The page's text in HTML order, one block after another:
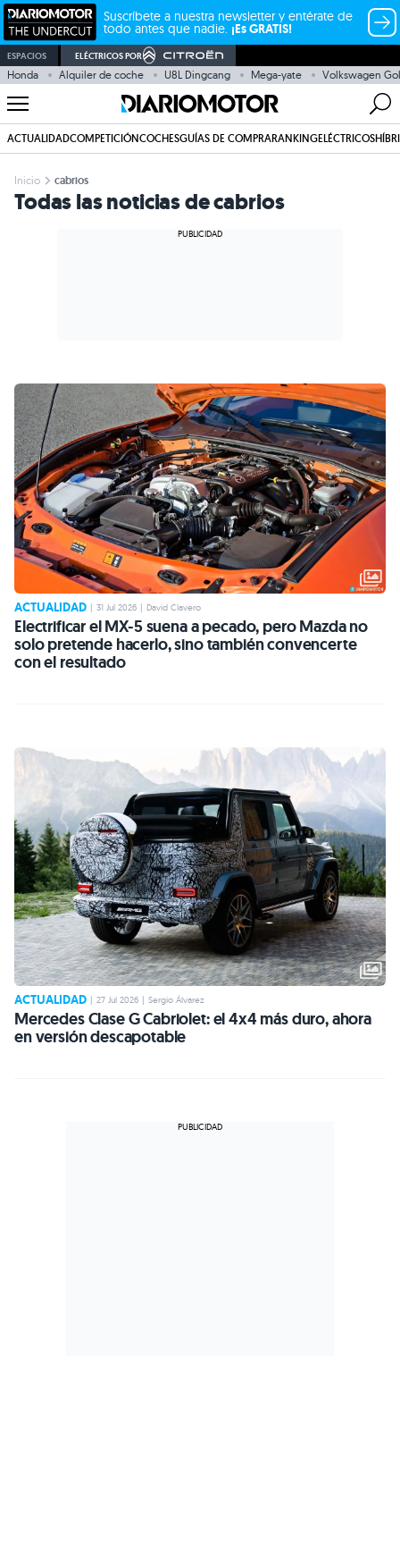
Suscríbete a nuestra newsletter y entérate de
todo antes que nadie. ¡Es GRATIS!
ESPACIOS ELÉCTRICOS POR
Honda Alquiler de coche U8L Dingcang Mega-yate Volkswagen
ACTUALIDADCOMPETICIÓNCOCHESGUÍAS DE COMPRARANKINGELÉCTRICOS
Inicio cabrios
Todas las noticias de cabrios
ACTUALIDAD | 31 Jul 2026 | David Clavero
Electrificar el MX-5 suena a pecado, pero Mazda no
solo pretende hacerlo, sino también convencerte
con el resultado
ACTUALIDAD | 27 Jul 2026 | Sergio Álvarez
Mercedes Clase G Cabriolet: el 4x4 más duro, ahora
en versión descapotable